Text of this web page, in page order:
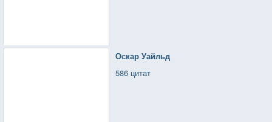
Оскар Уайльд
586 цитат